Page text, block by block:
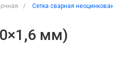
/ Сетка сварная
мм)